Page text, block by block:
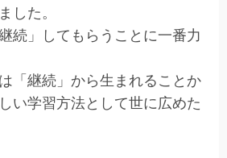
した。
続」してもらうことに一番力
「継続」から生まれることか
い学習方法として世に広めた